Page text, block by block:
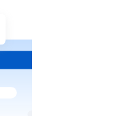
à votre compte